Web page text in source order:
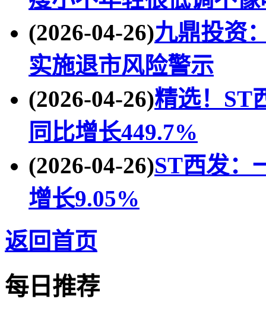
(2026-04-26)九鼎投资
实施退市风险警示
(2026-04-26)精选！ST
同比增长449.7%
(2026-04-26)ST西发：
增长9.05%
返回首页
每日推荐